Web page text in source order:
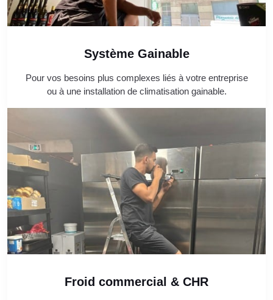
Système Gainable
Pour vos besoins plus complexes liés à votre entreprise
ou à une installation de climatisation gainable.
Froid commercial & CHR